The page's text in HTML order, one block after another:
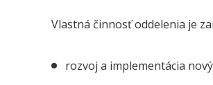
Vlastná činnosť oddelenia je
rozvoj a implementácia